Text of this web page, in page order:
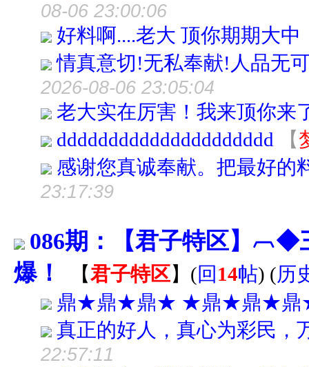
08-06 23:00:06
好料啊....老大 顶你期期大中
情真意切!无私奉献!人品无
2026-08-06 23:05:04
老大实在厉害！我来顶你来
ddddddddddddddddddddd
【
感谢您真诚奉献。把最好的
23:17:39
086期：【君子特区】
爆！
【君子特区】 (回 14帖) (历
鼎★鼎★鼎★ ★鼎★鼎★
真正的好人，真心为彩民，
22:57:11